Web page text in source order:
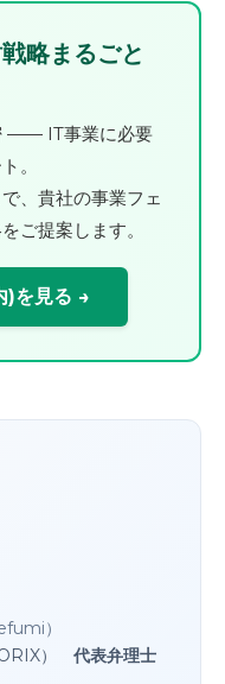
略まるごと
―― IT事業に必要
。
、貴社の事業フェ
ご提案します。
)を見る →
）
） 代表弁理士